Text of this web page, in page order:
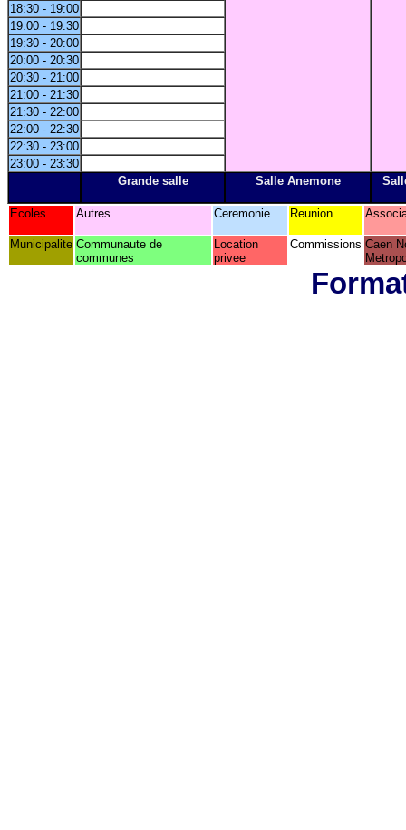
18:30 - 19:00
19:00 - 19:30
19:30 - 20:00
20:00 - 20:30
20:30 - 21:00
21:00 - 21:30
21:30 - 22:00
22:00 - 22:30
22:30 - 23:00
23:00 - 23:30
Grande salle
Salle Anemone
Ecoles Autres Ceremonie Reunion
Municipalite Communaute de
communes
Location
privee
Commissions Caen